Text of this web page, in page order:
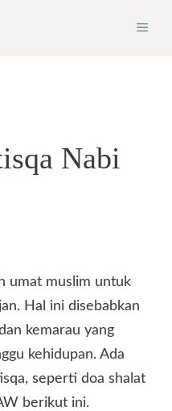
Nabi
umat muslim untuk
Hal ini disebabkan
kemarau yang
kehidupan. Ada
seperti doa shalat
berikut ini.